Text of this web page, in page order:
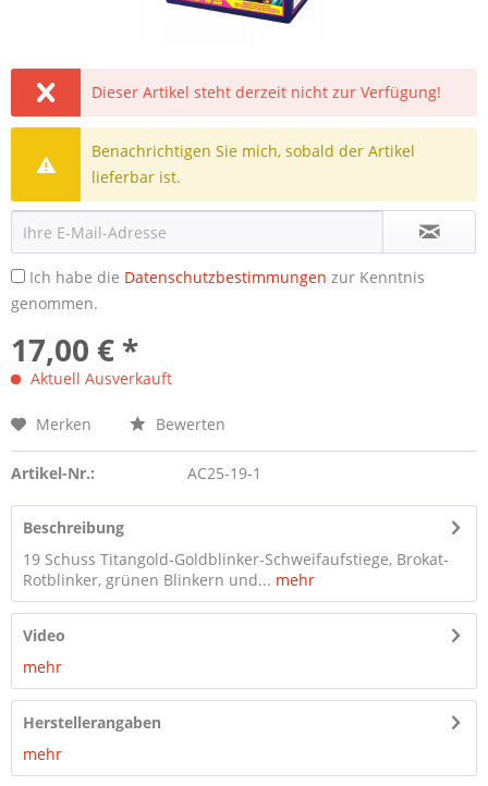
Dieser Artikel steht derzeit nicht zur Verfügung!
Benachrichtigen Sie mich, sobald der Artikel
lieferbar ist.
Ich habe die Datenschutzbestimmungen zur Kenntnis
genommen.
17,00 € *
Aktuell Ausverkauft
Merken Bewerten
Artikel-Nr.: AC25-19-1
Beschreibung
19 Schuss Titangold-Goldblinker-Schweifaufstiege, Brokat-
Rotblinker, grünen Blinkern und... mehr
Video
mehr
Herstellerangaben
mehr